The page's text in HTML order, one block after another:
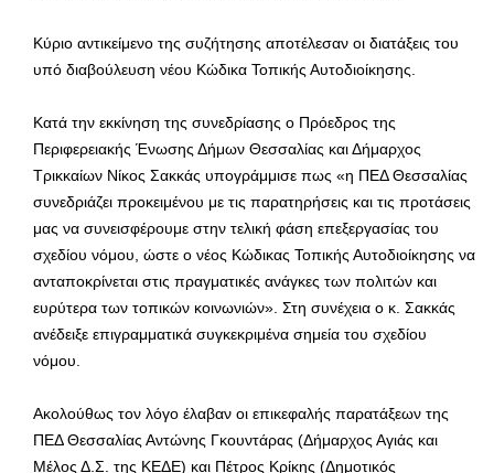
Κύριο αντικείμενο της συζήτησης αποτέλεσαν οι διατάξεις του
υπό διαβούλευση νέου Κώδικα Τοπικής Αυτοδιοίκησης.
Κατά την εκκίνηση της συνεδρίασης ο Πρόεδρος της
Περιφερειακής Ένωσης Δήμων Θεσσαλίας και Δήμαρχος
Τρικκαίων Νίκος Σακκάς υπογράμμισε πως «η ΠΕΔ Θεσσαλίας
συνεδριάζει προκειμένου με τις παρατηρήσεις και τις προτάσεις
μας να συνεισφέρουμε στην τελική φάση επεξεργασίας του
σχεδίου νόμου, ώστε ο νέος Κώδικας Τοπικής Αυτοδιοίκησης να
ανταποκρίνεται στις πραγματικές ανάγκες των πολιτών και
ευρύτερα των τοπικών κοινωνιών». Στη συνέχεια ο κ. Σακκάς
ανέδειξε επιγραμματικά συγκεκριμένα σημεία του σχεδίου
νόμου.
Ακολούθως τον λόγο έλαβαν οι επικεφαλής παρατάξεων της
ΠΕΔ Θεσσαλίας Αντώνης Γκουντάρας (Δήμαρχος Αγιάς και
Μέλος Δ.Σ. της ΚΕΔΕ) και Πέτρος Κρίκης (Δημοτικός